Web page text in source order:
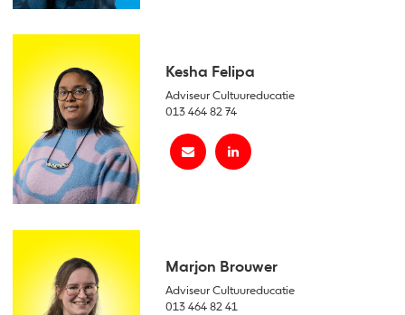
Kesha Felipa
Adviseur Cultuureducatie
013 464 82 74
Marjon Brouwer
Adviseur Cultuureducatie
013 464 82 41